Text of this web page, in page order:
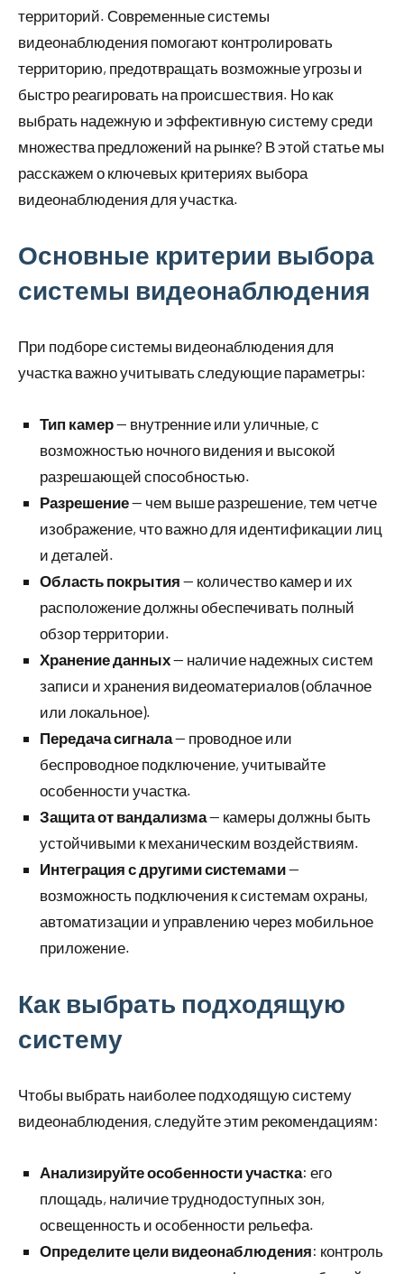
территорий. Современные системы
видеонаблюдения помогают контролировать
территорию, предотвращать возможные угрозы и
быстро реагировать на происшествия. Но как
выбрать надежную и эффективную систему среди
множества предложений на рынке? В этой статье мы
расскажем о ключевых критериях выбора
видеонаблюдения для участка.
Основные критерии выбора
системы видеонаблюдения
При подборе системы видеонаблюдения для
участка важно учитывать следующие параметры:
Тип камер— внутренние или уличные, с
возможностью ночного видения и высокой
разрешающей способностью.
Разрешение— чем выше разрешение, тем четче
изображение, что важно для идентификации лиц
и деталей.
Область покрытия — количество камер и их
расположение должны обеспечивать полный
обзор территории.
Хранение данных— наличие надежных систем
записи и хранения видеоматериалов (облачное
или локальное).
Передача сигнала— проводное или
беспроводное подключение, учитывайте
особенности участка.
Защита от вандализма— камеры должны быть
устойчивыми к механическим воздействиям.
Интеграция с другими системами—
возможность подключения к системам охраны,
автоматизации и управлению через мобильное
приложение.
Как выбрать подходящую
систему
Чтобы выбрать наиболее подходящую систему
видеонаблюдения, следуйте этим рекомендациям:
Анализируйте особенности участка: его
площадь, наличие труднодоступных зон,
освещенность и особенности рельефа.
Определите цели видеонаблюдения: контроль